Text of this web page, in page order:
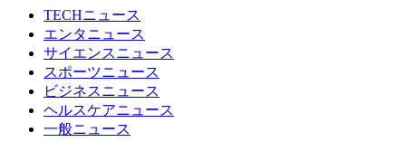
TECHニュース
エンタニュース
サイエンスニュース
スポーツニュース
ビジネスニュース
ヘルスケアニュース
一般ニュース